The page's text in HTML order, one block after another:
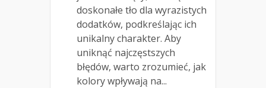
doskonałe tło dla wyrazistych
dodatków, podkreślając ich
unikalny charakter. Aby
uniknąć najczęstszych
błędów, warto zrozumieć, jak
kolory wpływają na...